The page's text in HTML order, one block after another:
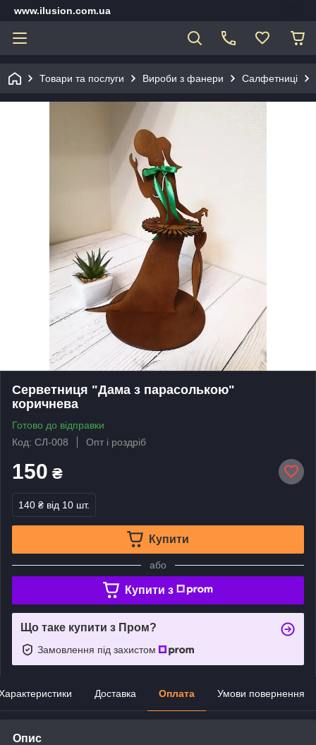
www.ilusion.com.ua
Товари та послуги Вироби з фанери Салфетниці
Серветниця "Дама з парасолькою"
коричнева
Готово до відправки
Код: СЛ-008
Опт і роздріб
150 ₴
140 ₴ від 10 шт.
Купити
або
Купити з
Що таке купити з Пром?
Замовлення під захистом
Доставка Оплата Умови повернення
Опис